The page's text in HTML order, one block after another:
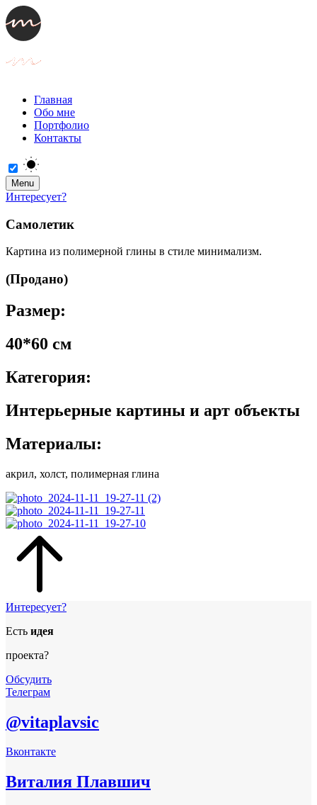
Главная
Обо мне
Портфолио
Контакты
Menu
Интересует?
Самолетик
Картина из полимерной глины в стиле минимализм.
(Продано)
Размер:
40*60 см
Категория:
Интерьерные картины и арт объекты
Материалы:
акрил, холст, полимерная глина
Интересует?
Есть идея
проекта?
Обсудить
Телеграм
@vitaplavsic
Вконтакте
Виталия Плавшич